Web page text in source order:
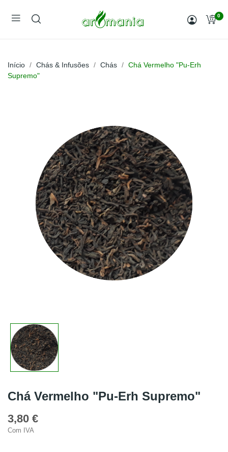
0
Início Chás & Infusões Chás
Chá Vermelho "Pu-Erh
Supremo"
Chá Vermelho "Pu-Erh Supremo"
3,80 €
Com IVA